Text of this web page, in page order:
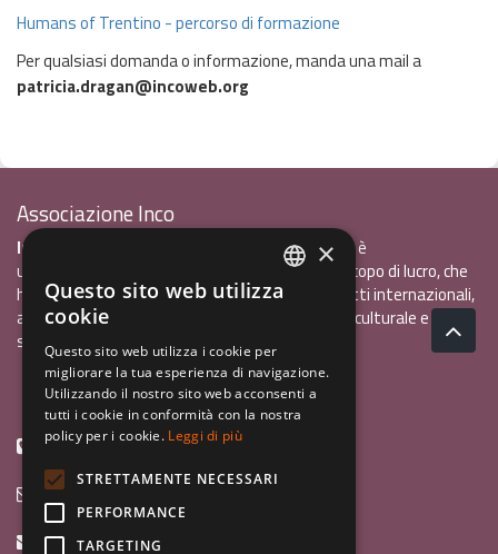
Humans of Trentino - percorso di formazione
Per qualsiasi domanda o informazione, manda una mail a
patricia.dragan@incoweb.org
Associazione Inco
InCo - Interculturalità & Comunicazione APSè
un'associazione di promozione sociale, senza scopo di lucro, che
ha l'obiettivo di promuovere gli scambi e i contatti internazionali,
al fine accrescere tra i giovani la sensibilità interculturale e la
solidarietà internazionale.
Privacy policy.pdf120,41 kB
+39 0461 1822775
info@incoweb.org
inco@mypec.eu
GERMAN
×
Questo sito web utilizza
cookie
Questo sito web utilizza i cookie per
migliorare la tua esperienza di navigazione.
Utilizzando il nostro sito web acconsenti a
tutti i cookie in conformità con la nostra
policy per i cookie. Leggi di più
STRETTAMENTE NECESSARI
PERFORMANCE
TARGETING